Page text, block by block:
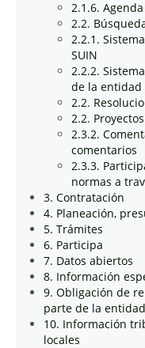
2.1.6.
2.2.
2.2.1.
SUIN
2.2.2.
de la entidad
2.2.
2.2.
2.3.2.
comentarios
2.3.3.
normas a
3. Contratación
4. Planeación,
5. Trámites
6. Participa
7. Datos abiertos
8. Información
9. Obligación de
parte de la entidad
10. Información
locales